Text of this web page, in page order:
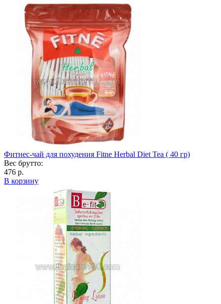
Фитнес-чай для похудения Fitne Herbal Diet Tea ( 40 гр)
Вес брутто:
476 р.
В корзину